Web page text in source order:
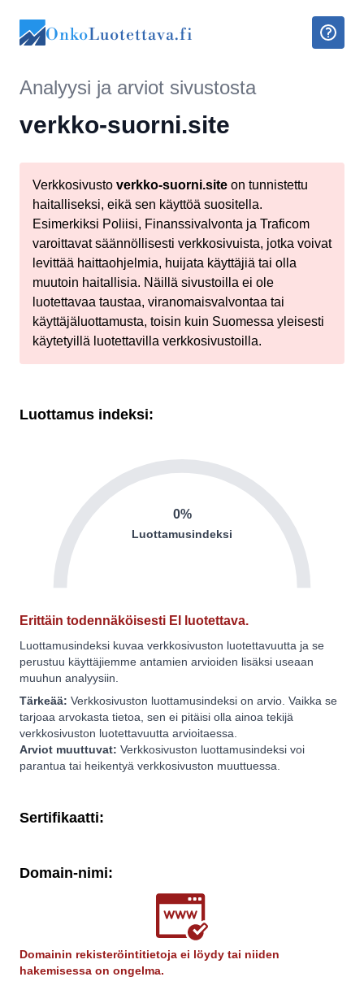
OnkoLuotettava.fi
Analyysi ja arviot sivustosta
verkko-suorni.site
Verkkosivusto verkko-suorni.site on tunnistettu
haitalliseksi, eikä sen käyttöä suositella.
Esimerkiksi Poliisi, Finanssivalvonta ja Traficom
varoittavat säännöllisesti verkkosivuista, jotka voivat
levittää haittaohjelmia, huijata käyttäjiä tai olla
muutoin haitallisia. Näillä sivustoilla ei ole
luotettavaa taustaa, viranomaisvalvontaa tai
käyttäjäluottamusta, toisin kuin Suomessa yleisesti
käytetyillä luotettavilla verkkosivustoilla.
Luottamus indeksi:
0%
Luottamusindeksi
Erittäin todennäköisesti EI luotettava.
Luottamusindeksi kuvaa verkkosivuston luotettavuutta ja se
perustuu käyttäjiemme antamien arvioiden lisäksi useaan
muuhun analyysiin.
Tärkeää: Verkkosivuston luottamusindeksi on arvio. Vaikka se
tarjoaa arvokasta tietoa, sen ei pitäisi olla ainoa tekijä
verkkosivuston luotettavuutta arvioitaessa.
Arviot muuttuvat: Verkkosivuston luottamusindeksi voi
parantua tai heikentyä verkkosivuston muuttuessa.
Sertifikaatti:
Domain-nimi:
Domainin rekisteröintitietoja ei löydy tai niiden
hakemisessa on ongelma.